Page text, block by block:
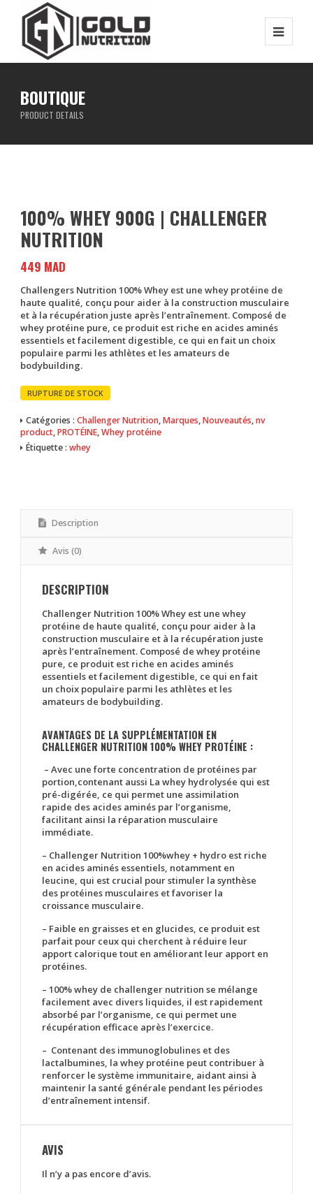
BOUTIQUE
PRODUCT DETAILS
100% WHEY 900G | CHALLENGER
NUTRITION
449 MAD
Challengers Nutrition 100% Whey est une whey protéine de
haute qualité, conçu pour aider à la construction musculaire
et à la récupération juste après l’entraînement. Composé de
whey protéine pure, ce produit est riche en acides aminés
essentiels et facilement digestible, ce qui en fait un choix
populaire parmi les athlètes et les amateurs de
bodybuilding.
RUPTURE DE STOCK
Catégories :Challenger Nutrition,Marques,Nouveautés,nv
product,PROTÉINE,Whey protéine
Étiquette :whey
Description
Avis (0)
DESCRIPTION
Challenger Nutrition 100% Whey est une whey
protéine de haute qualité, conçu pour aider à la
construction musculaire et à la récupération juste
après l’entraînement. Composé de whey protéine
pure, ce produit est riche en acides aminés
essentiels et facilement digestible, ce qui en fait
un choix populaire parmi les athlètes et les
amateurs de bodybuilding.
AVANTAGES DE LA SUPPLÉMENTATION EN
CHALLENGER NUTRITION 100% WHEY PROTÉINE :
– Avec une forte concentration de protéines par
portion,contenant aussi La whey hydrolysée qui est
pré-digérée, ce qui permet une assimilation
rapide des acides aminés par l’organisme,
facilitant ainsi la réparation musculaire
immédiate.
– Challenger Nutrition 100%whey + hydro est riche
en acides aminés essentiels, notamment en
leucine, qui est crucial pour stimuler la synthèse
des protéines musculaires et favoriser la
croissance musculaire.
– Faible en graisses et en glucides, ce produit est
parfait pour ceux qui cherchent à réduire leur
apport calorique tout en améliorant leur apport en
protéines.
– 100% whey de challenger nutrition se mélange
facilement avec divers liquides, il est rapidement
absorbé par l’organisme, ce qui permet une
récupération efficace après l’exercice.
– Contenant des immunoglobulines et des
lactalbumines, la whey protéine peut contribuer à
renforcer le système immunitaire, aidant ainsi à
maintenir la santé générale pendant les périodes
d’entraînement intensif.
AVIS
Il n’y a pas encore d’avis.